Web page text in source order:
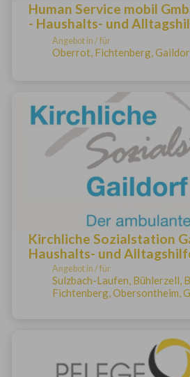
Human Service mobil
- Haushalts- und
Angebot in / für
Oberrot, Fichtenberg,
Kirchliche Sozialstation
Haushalts- und
Angebot in / für
Sulzbach-Laufen, Bühlerzell,
Fichtenberg, Obersontheim,